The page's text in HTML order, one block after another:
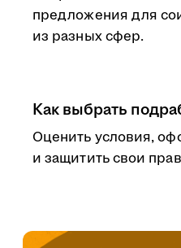
предложения для
из разных сфер.
Как выбрать
Оценить условия,
и защитить свои